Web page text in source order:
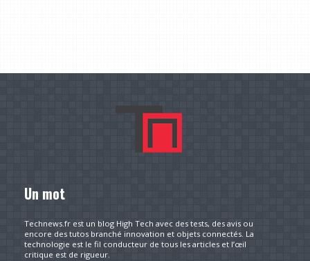
Un mot
Technews.fr est un blog High Tech avec des tests, des avis ou
encore des tutos branché innovation et objets connectés. La
technologie est le fil conducteur de tous les articles et l’œil
critique est de rigueur.